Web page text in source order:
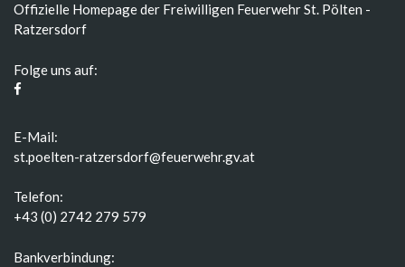
Offizielle Homepage der Freiwilligen Feuerwehr St. Pölten -
Ratzersdorf
Folge uns auf:
E-Mail:
st.poelten-ratzersdorf@feuerwehr.gv.at
Telefon:
+43 (0) 2742 279 579
Bankverbindung: